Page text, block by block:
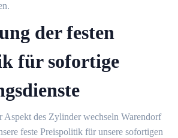
der festen
für sofortige
des Zylinder wechseln Warendorf
feste Preispolitik für unsere sofortigen